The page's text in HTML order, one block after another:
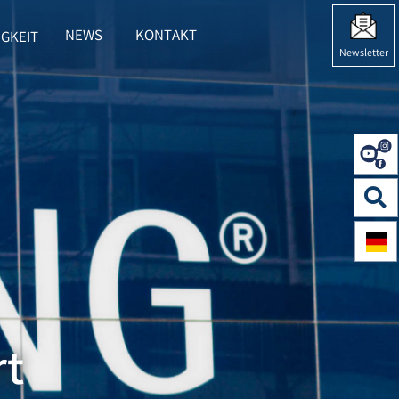
Newsletter
FOR "NACHHALTIGKEIT"
NEWS KONTAKT